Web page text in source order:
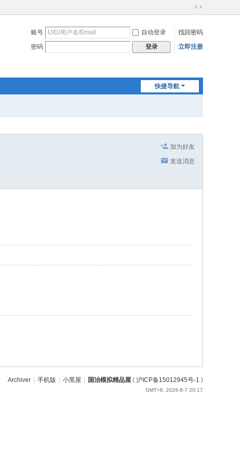
切
到
宽
账号 自动登录
找回密码
密码
登录 立即注册
快捷导航
加为好友
发送消息
Archiver 手机版 小黑屋 国治模拟精品屋 ( 沪ICP备15012945号-1 )
GMT+8, 2026-8-7 20:17